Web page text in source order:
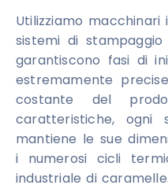
Utilizziamo
sistemi di
garantiscono fasi di
estremamente
costante del
caratteristiche, ogni
mantiene le sue
i numerosi cicli
industriale di caramelle.